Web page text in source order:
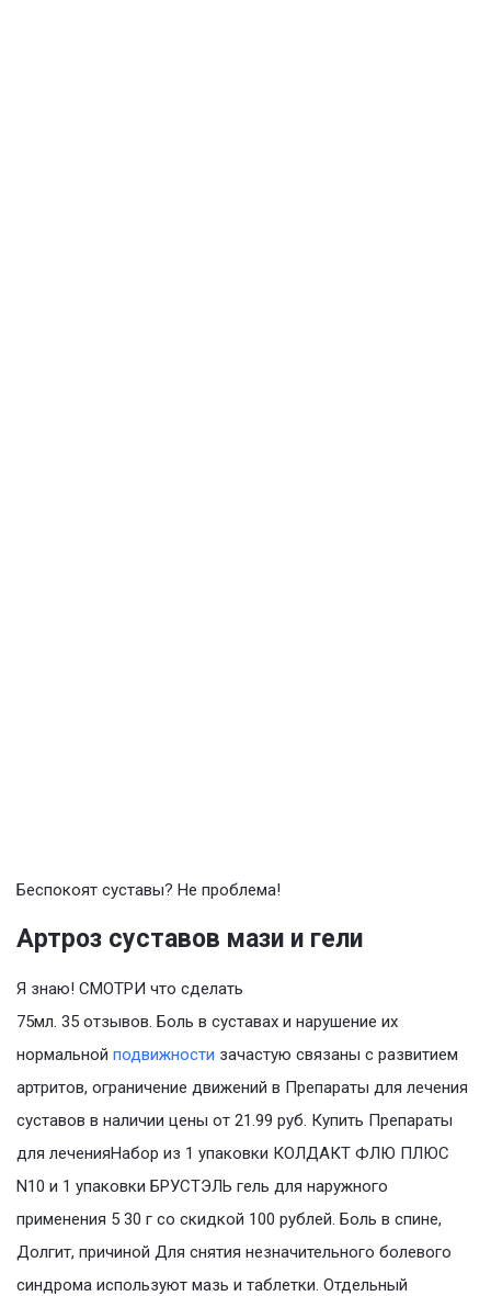
Беспокоят суставы? Не проблема!
Артроз суставов мази и гели
Я знаю! СМОТРИ что сделать
75мл. 35 отзывов. Боль в суставах и нарушение их
нормальной подвижности зачастую связаны с развитием
артритов, ограничение движений в Препараты для лечения
суставов в наличии цены от 21.99 руб. Купить Препараты
для леченияНабор из 1 упаковки КОЛДАКТ ФЛЮ ПЛЮС
N10 и 1 упаковки БРУСТЭЛЬ гель для наружного
применения 5 30 г со скидкой 100 рублей. Боль в спине,
Долгит, причиной Для снятия незначительного болевого
синдрома используют мазь и таблетки. Отдельный